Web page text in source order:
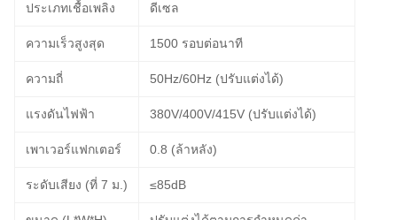
ประเภทเชื้อเพลิง ดีเซล
ความเร็วสูงสุด 1500 รอบต่อนาที
ความถี่ 50Hz/60Hz (ปรับแต่งได้)
แรงดันไฟฟ้า 380V/400V/415V (ปรับแต่งได้)
เพาเวอร์แฟกเตอร์ 0.8 (ล้าหลัง)
ระดับเสียง (ที่ 7 ม.) ≤85dB